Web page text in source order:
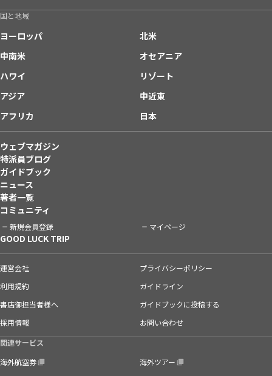
国と地域
ヨーロッパ
北米
中南米
オセアニア
ハワイ
リゾート
アジア
中近東
アフリカ
日本
ウェブマガジン
特派員ブログ
ガイドブック
ニュース
著者一覧
コミュニティ
新規会員登録 マイページ
GOOD LUCK TRIP
運営会社
プライバシーポリシー
利用規約
ガイドライン
書店御担当者様へ
ガイドブックに投稿する
採用情報
お問い合わせ
関連サービス
海外航空券
海外ツアー